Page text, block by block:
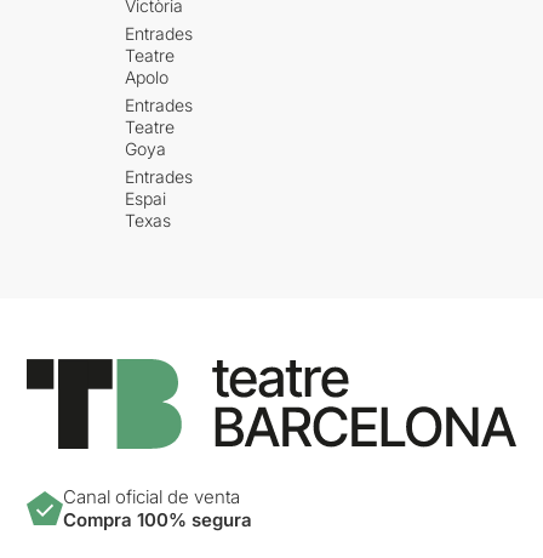
Victòria
Entrades
Teatre
Apolo
Entrades
Teatre
Goya
Entrades
Espai
Texas
Canal oficial de venta
Compra 100% segura